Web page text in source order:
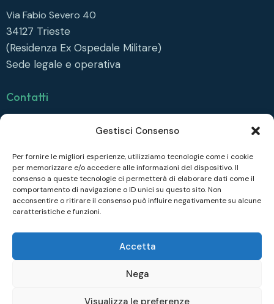
Gestisci Consenso
Per fornire le migliori esperienze, utilizziamo tecnologie come i cookie
per memorizzare e/o accedere alle informazioni del dispositivo. Il
consenso a queste tecnologie ci permetterà di elaborare dati come il
comportamento di navigazione o ID unici su questo sito. Non
acconsentire o ritirare il consenso può influire negativamente su alcune
caratteristiche e funzioni.
Accetta
Nega
Visualizza le preferenze
Via Fabio Severo 40
34127 Trieste
(Residenza Ex Ospedale Militare)
Sede legale e operativa
Contatti
Seguici su
Facebook